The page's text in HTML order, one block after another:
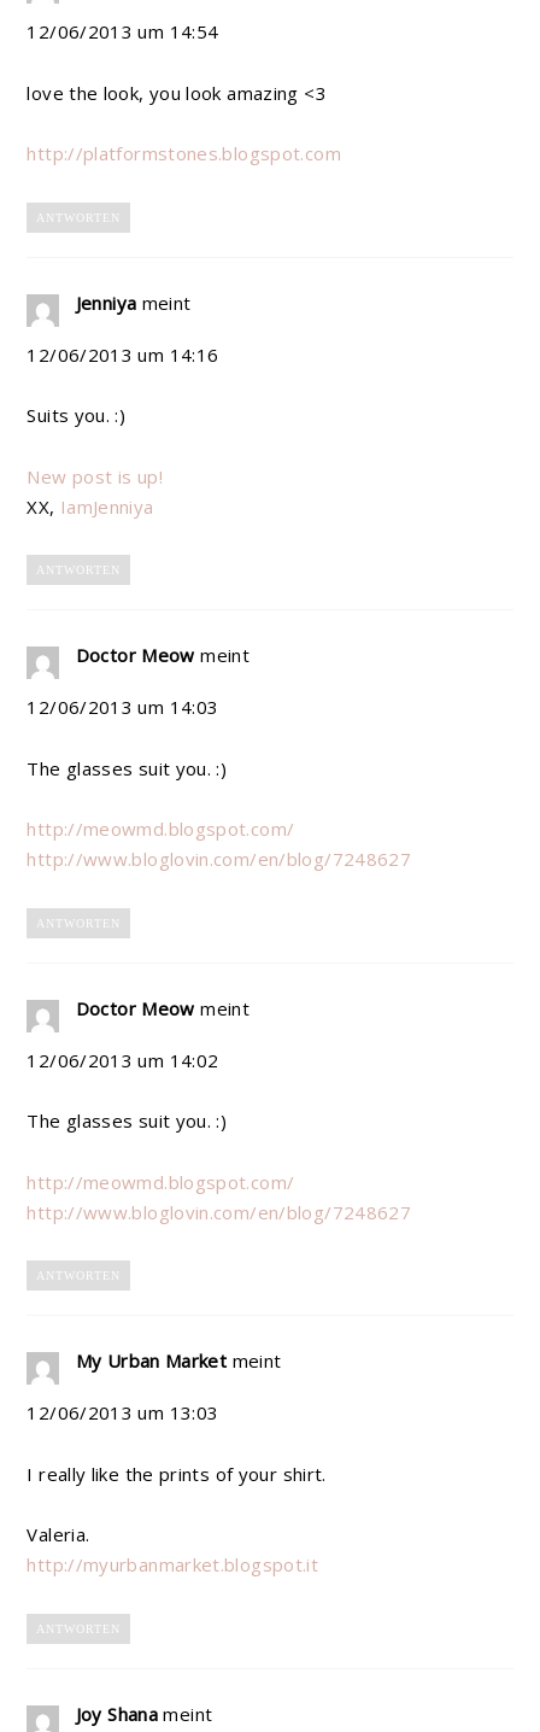
12/06/2013 um 14:54
love the look, you look amazing <3
http://platformstones.blogspot.com
ANTWORTEN
Jenniya meint
12/06/2013 um 14:16
Suits you. :)
New post is up!
XX, IamJenniya
ANTWORTEN
Doctor Meow meint
12/06/2013 um 14:03
The glasses suit you. :)
http://meowmd.blogspot.com/
http://www.bloglovin.com/en/blog/7248627
ANTWORTEN
Doctor Meow meint
12/06/2013 um 14:02
The glasses suit you. :)
http://meowmd.blogspot.com/
http://www.bloglovin.com/en/blog/7248627
ANTWORTEN
My Urban Market meint
12/06/2013 um 13:03
I really like the prints of your shirt.
Valeria.
http://myurbanmarket.blogspot.it
ANTWORTEN
Joy Shana meint